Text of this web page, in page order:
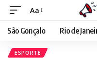
Aa
São Gonçalo Rio de
ESPORTE